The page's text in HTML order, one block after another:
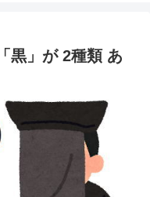
黒」が 2種類 あ